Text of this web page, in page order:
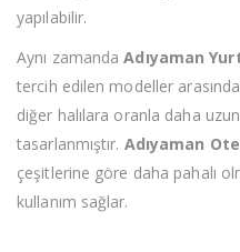
yapılabilir.
Aynı zamandaAdıyaman
tercih edilen modeller
diğer halılara oranla daha
tasarlanmıştır. Adıyaman
çeşitlerine göre daha pahalı
kullanım sağlar.